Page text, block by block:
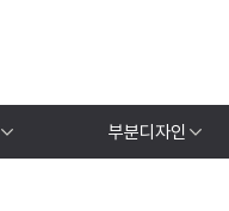
부분디자인